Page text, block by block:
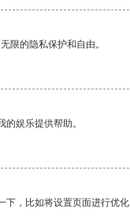
限的隐私保护和自由。
娱乐提供帮助。
下，比如将设置页面进行优